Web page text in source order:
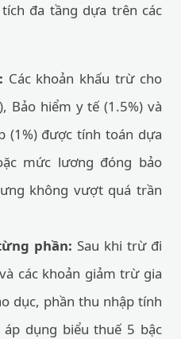
đa tầng dựa trên các
Các khoản khấu trừ cho
Bảo hiểm y tế (1.5%) và
(1%) được tính toán dựa
mức lương đóng bảo
không vượt quá trần
phần: Sau khi trừ đi
các khoản giảm trừ gia
dục, phần thu nhập tính
dụng biểu thuế 5 bậc